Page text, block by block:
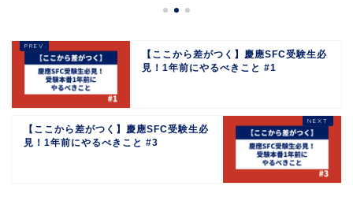
【ここから差がつく】慶應SFC受験生必
見！1年前にやるべきこと #1
【ここから差がつく】慶應SFC受験生必
見！1年前にやるべきこと #3